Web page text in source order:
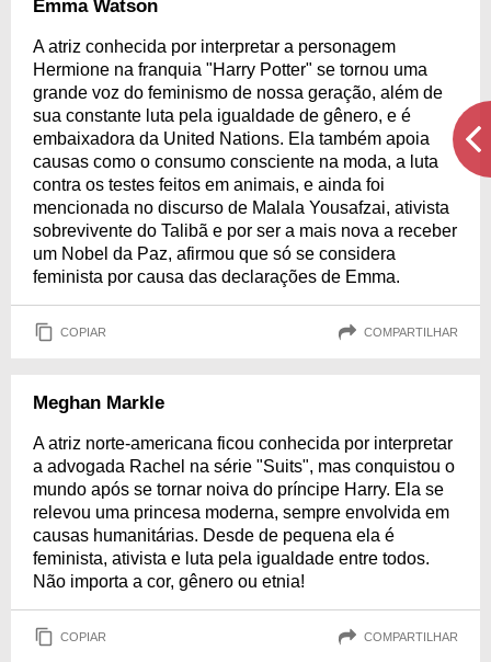
Emma Watson
A atriz conhecida por interpretar a personagem
Hermione na franquia "Harry Potter" se tornou uma
grande voz do feminismo de nossa geração, além de
sua constante luta pela igualdade de gênero, e é
embaixadora da United Nations. Ela também apoia
causas como o consumo consciente na moda, a luta
contra os testes feitos em animais, e ainda foi
mencionada no discurso de Malala Yousafzai, ativista
sobrevivente do Talibã e por ser a mais nova a receber
um Nobel da Paz, afirmou que só se considera
feminista por causa das declarações de Emma.
COPIAR COMPARTILHAR
Meghan Markle
A atriz norte-americana ficou conhecida por interpretar
a advogada Rachel na série "Suits", mas conquistou o
mundo após se tornar noiva do príncipe Harry. Ela se
relevou uma princesa moderna, sempre envolvida em
causas humanitárias. Desde de pequena ela é
feminista, ativista e luta pela igualdade entre todos.
Não importa a cor, gênero ou etnia!
COPIAR COMPARTILHAR